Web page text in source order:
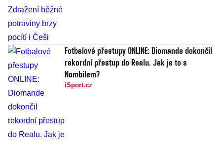
Fotbalové přestupy ONLINE: Diomande dokončil
rekordní přestup do Realu. Jak je to s
Nombilem?
iSport.cz